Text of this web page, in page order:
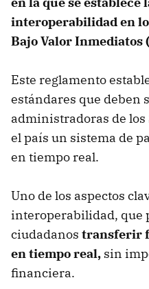
interoperabilidad en
Bajo Valor Inmediatos
Este reglamento
estándares que deben
administradoras de
el país un sistema de
en tiempo real.
Uno de los aspectos
interoperabilidad, que
ciudadanos transferir
en tiempo real, sin
financiera.